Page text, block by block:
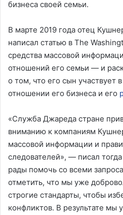
бизнеса своей семьи.
В марте 2019 года отец
написал статью в The
средства массовой
отношений его семьи — и
о том, что его сын участвует
отношении его бизнеса и его
«Служба Джареда стране
вниманию к компаниям
массовой информации и
следователей», — писал
рады помочь со всеми
отметить, что мы уже
строгие стандарты, чтобы
конфликтов. В результате мы